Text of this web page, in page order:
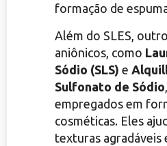
formação de
Além do SLES,
aniônicos, como
Sódio (SLS) e
Sulfonato de Sódio
empregados em
cosméticas. Eles
texturas agradáveis